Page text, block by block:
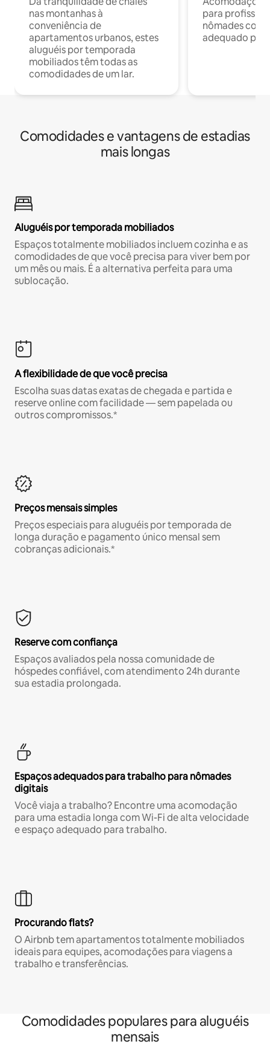
nas montanhas à
conveniência de
apartamentos urbanos, estes
aluguéis por temporada
mobiliados têm todas as
comodidades de um lar.
para
nômades com
adequado
Comodidades e vantagens de estadias
mais longas
Aluguéis por temporada mobiliados
Espaços totalmente mobiliados incluem cozinha e as
comodidades de que você precisa para viver bem por
um mês ou mais. É a alternativa perfeita para uma
sublocação.
A flexibilidade de que você precisa
Escolha suas datas exatas de chegada e partida e
reserve online com facilidade — sem papelada ou
outros compromissos.*
Preços mensais simples
Preços especiais para aluguéis por temporada de
longa duração e pagamento único mensal sem
cobranças adicionais.*
Reserve com confiança
Espaços avaliados pela nossa comunidade de
hóspedes confiável, com atendimento 24h durante
sua estadia prolongada.
Espaços adequados para trabalho para nômades
digitais
Você viaja a trabalho? Encontre uma acomodação
para uma estadia longa com Wi-Fi de alta velocidade
e espaço adequado para trabalho.
Procurando flats?
O Airbnb tem apartamentos totalmente mobiliados
ideais para equipes, acomodações para viagens a
trabalho e transferências.
Comodidades populares para aluguéis
mensais